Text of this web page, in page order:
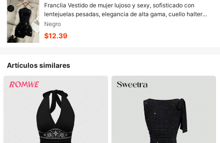
Franclia Vestido de mujer lujoso y sexy, sofisticado con
lentejuelas pesadas, elegancia de alta gama, cuello halter
con cordones, hebilla decorativa, dobladillo asimétrico y
pliegues; adecuado para primavera/verano, fiestas,
vacaciones, Día de San Valentín y talla grande; también un
Negro
$12.39
Artículos similares